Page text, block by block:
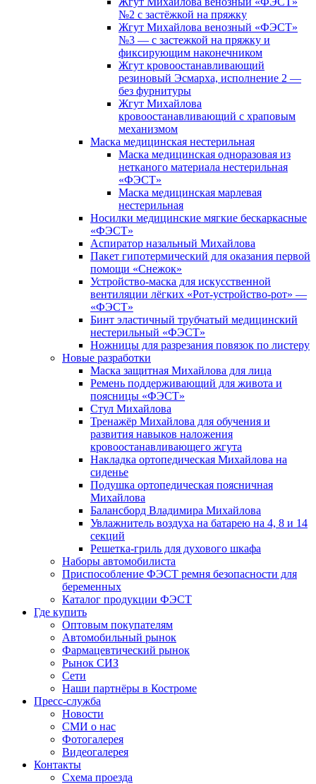
№2 с застёжкой на пряжку
Жгут Михайлова венозный «ФЭСТ»
№3 — с застежкой на пряжку и
фиксирующим наконечником
Жгут кровоостанавливающий
резиновый Эсмарха, исполнение 2 —
без фурнитуры
Жгут Михайлова
кровоостанавливающий с храповым
механизмом
Маска медицинская нестерильная
Маска медицинская одноразовая из
нетканого материала нестерильная
«ФЭСТ»
Маска медицинская марлевая
нестерильная
Носилки медицинские мягкие бескаркасные
«ФЭСТ»
Аспиратор назальный Михайлова
Пакет гипотермический для оказания первой
помощи «Снежок»
Устройство-маска для искусственной
вентиляции лёгких «Рот-устройство-рот» —
«ФЭСТ»
Бинт эластичный трубчатый медицинский
нестерильный «ФЭСТ»
Ножницы для разрезания повязок по листеру
Новые разработки
Маска защитная Михайлова для лица
Ремень поддерживающий для живота и
поясницы «ФЭСТ»
Стул Михайлова
Тренажёр Михайлова для обучения и
развития навыков наложения
кровоостанавливающего жгута
Накладка ортопедическая Михайлова на
сиденье
Подушка ортопедическая поясничная
Михайлова
Балансборд Владимира Михайлова
Увлажнитель воздуха на батарею на 4, 8 и 14
секций
Решетка-гриль для духового шкафа
Наборы автомобилиста
Приспособление ФЭСТ ремня безопасности для
беременных
Каталог продукции ФЭСТ
Где купить
Оптовым покупателям
Автомобильный рынок
Фармацевтический рынок
Рынок СИЗ
Сети
Наши партнёры в Костроме
Пресс-служба
Новости
СМИ о нас
Фотогалерея
Видеогалерея
Контакты
Схема проезда